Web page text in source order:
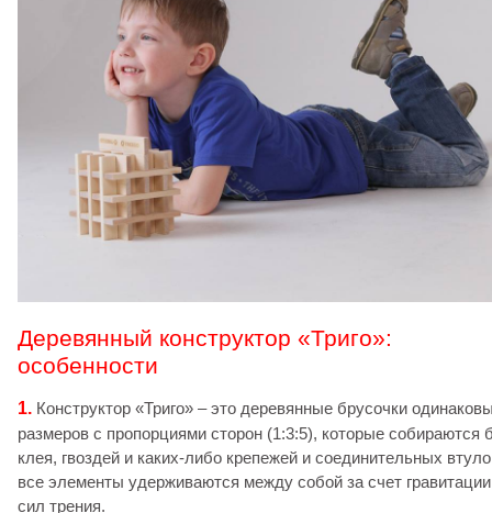
Деревянный конструктор «Триго»:
особенности
1. Конструктор «Триго» – это деревянные брусочки
размеров с пропорциями сторон (1:3:5), которые собираются
клея, гвоздей и каких-либо крепежей и соединительных
все элементы удерживаются между собой за счет
сил трения.